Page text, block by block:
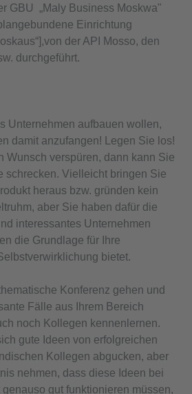
GBU „Maly Business Moskwa"
Einrichtung
der API Mosso, den
durchgeführt.
Unternehmen aufbauen wollen,
damit anzufangen! Legen Sie los!
Wunsch verspüren, dann kann Sie
schrecken. Vielleicht bringen Sie
heraus bzw. gründen kein
aber Sie haben dafür die
interessantes Unternehmen
die Grundlage für Ihre
bietet.
Konferenz gehen und
Fälle aus Ihrem Bereich
noch Kollegen kennenlernen.
gute Ideen von erfolgreichen
Kollegen abgucken, aber
nehmen, dass diese Ideen bei
genauso gut funktionieren müssen,